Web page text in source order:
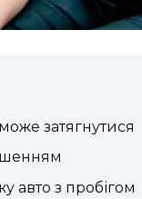
затягнутися
авто з пробігом